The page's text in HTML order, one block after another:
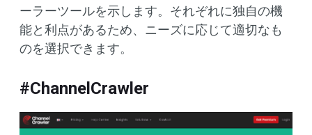
ーラーツールを示します。それぞれに独自の機
能と利点があるため、ニーズに応じて適切なも
のを選択できます。
#ChannelCrawler